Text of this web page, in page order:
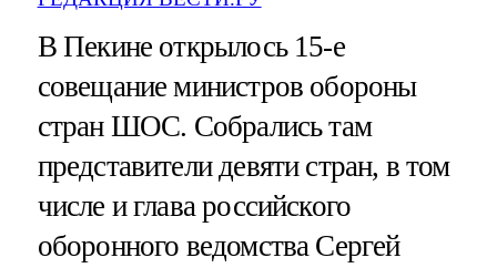
В Пекине открылось 15-е
совещание министров обороны
стран ШОС. Собрались там
представители девяти стран, в том
числе и глава российского
оборонного ведомства Сергей